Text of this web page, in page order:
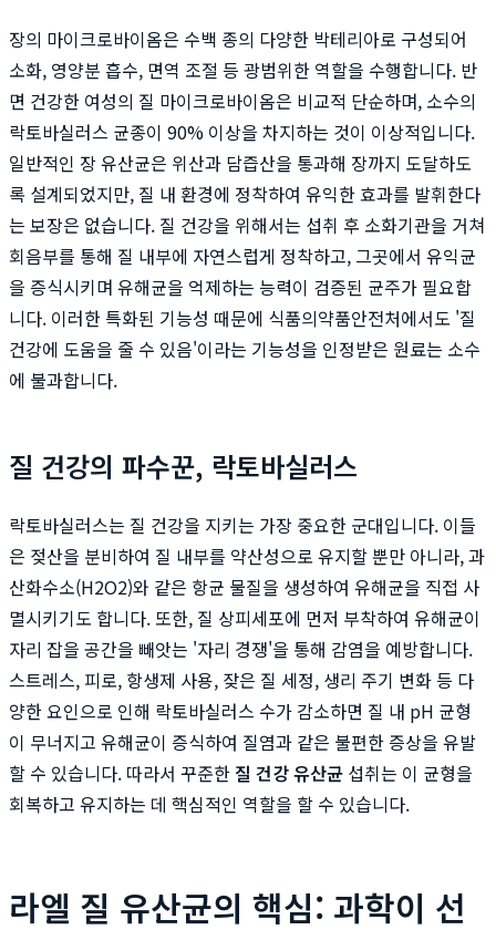
장의 마이크로바이옴은 수백 종의 다양한 박테리아로 구성되어
소화, 영양분 흡수, 면역 조절 등 광범위한 역할을 수행합니다. 반
면 건강한 여성의 질 마이크로바이옴은 비교적 단순하며, 소수의
락토바실러스 균종이 90% 이상을 차지하는 것이 이상적입니다.
일반적인 장 유산균은 위산과 담즙산을 통과해 장까지 도달하도
록 설계되었지만, 질 내 환경에 정착하여 유익한 효과를 발휘한다
는 보장은 없습니다. 질 건강을 위해서는 섭취 후 소화기관을 거쳐
회음부를 통해 질 내부에 자연스럽게 정착하고, 그곳에서 유익균
을 증식시키며 유해균을 억제하는 능력이 검증된 균주가 필요합
니다. 이러한 특화된 기능성 때문에 식품의약품안전처에서도 '질
건강에 도움을 줄 수 있음'이라는 기능성을 인정받은 원료는 소수
에 불과합니다.
질 건강의 파수꾼, 락토바실러스
락토바실러스는 질 건강을 지키는 가장 중요한 군대입니다. 이들
은 젖산을 분비하여 질 내부를 약산성으로 유지할 뿐만 아니라, 과
산화수소(H2O2)와 같은 항균 물질을 생성하여 유해균을 직접 사
멸시키기도 합니다. 또한, 질 상피세포에 먼저 부착하여 유해균이
자리 잡을 공간을 빼앗는 '자리 경쟁'을 통해 감염을 예방합니다.
스트레스, 피로, 항생제 사용, 잦은 질 세정, 생리 주기 변화 등 다
양한 요인으로 인해 락토바실러스 수가 감소하면 질 내 pH 균형
이 무너지고 유해균이 증식하여 질염과 같은 불편한 증상을 유발
할 수 있습니다. 따라서 꾸준한 질 건강 유산균 섭취는 이 균형을
회복하고 유지하는 데 핵심적인 역할을 할 수 있습니다.
라엘 질 유산균의 핵심: 과학이 선